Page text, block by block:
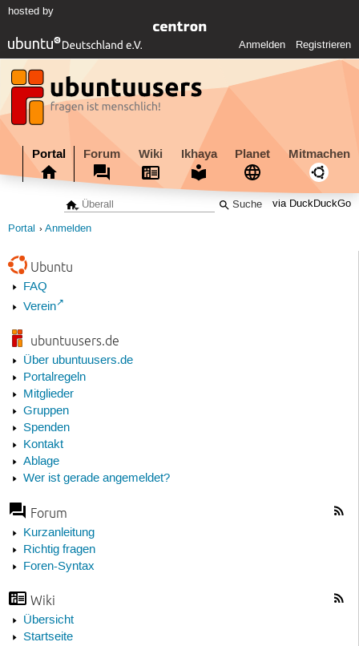
hosted by
Anmelden Registrieren
Portal Forum Wiki Ikhaya Planet Mitmachen
via DuckDuckGo
Portal Anmelden
Ubuntu
FAQ
Verein
ubuntuusers.de
Über ubuntuusers.de
Portalregeln
Mitglieder
Gruppen
Spenden
Kontakt
Ablage
Wer ist gerade angemeldet?
Forum
Kurzanleitung
Richtig fragen
Foren-Syntax
Wiki
Übersicht
Startseite